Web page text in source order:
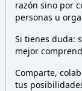
razón sino por
personas u
Si tienes duda:
mejor
Comparte,
tus